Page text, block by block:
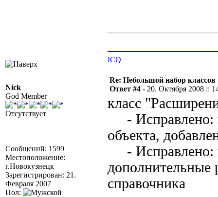
ICQ
Nick
God Member
Отсутствует
Сообщений: 1599
Местоположение:
г.Новокузнецк
Зарегистрирован: 21.
Февраля 2007
Пол:
Re: Небольшой набор классов
Ответ #4 - 20. Октября 2008 ::
класс
- Исправлено:
объекта,
- Исправлено:
дополнительные
справочника